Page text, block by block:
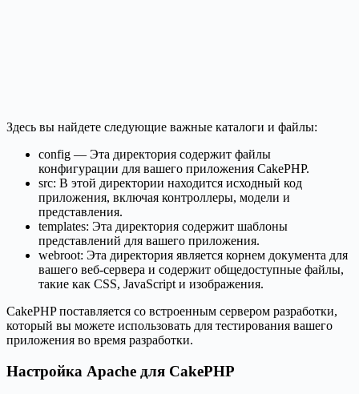
Здесь вы найдете следующие важные каталоги и файлы:
config — Эта директория содержит файлы
конфигурации для вашего приложения CakePHP.
src: В этой директории находится исходный код
приложения, включая контроллеры, модели и
представления.
templates: Эта директория содержит шаблоны
представлений для вашего приложения.
webroot: Эта директория является корнем документа для
вашего веб-сервера и содержит общедоступные файлы,
такие как CSS, JavaScript и изображения.
CakePHP поставляется со встроенным сервером разработки,
который вы можете использовать для тестирования вашего
приложения во время разработки.
Настройка Apache для CakePHP